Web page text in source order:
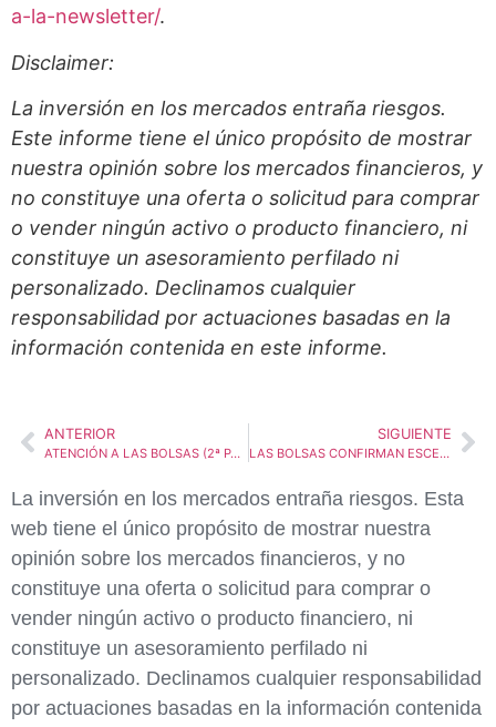
a-la-newsletter/.
Disclaimer:
La inversión en los mercados entraña riesgos.
Este informe tiene el único propósito de mostrar
nuestra opinión sobre los mercados financieros, y
no constituye una oferta o solicitud para comprar
o vender ningún activo o producto financiero, ni
constituye un asesoramiento perfilado ni
personalizado. Declinamos cualquier
responsabilidad por actuaciones basadas en la
información contenida en este informe.
ANTERIOR
ATENCIÓN A LAS BOLSAS (2ª PARTE): ESPERAMOS UNA FUERTE EXPLOSIÓN AL ALZA
SIGUIENTE
LAS BOLSAS CONFIRMAN ESCENARIOS ALCISTAS! PREVISIONES A MEDIO Y LARGO PLAZO
La inversión en los mercados entraña riesgos. Esta
web tiene el único propósito de mostrar nuestra
opinión sobre los mercados financieros, y no
constituye una oferta o solicitud para comprar o
vender ningún activo o producto financiero, ni
constituye un asesoramiento perfilado ni
personalizado. Declinamos cualquier responsabilidad
por actuaciones basadas en la información contenida